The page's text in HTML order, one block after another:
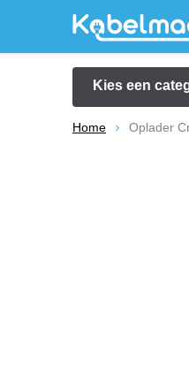
Kies een
Home Oplader